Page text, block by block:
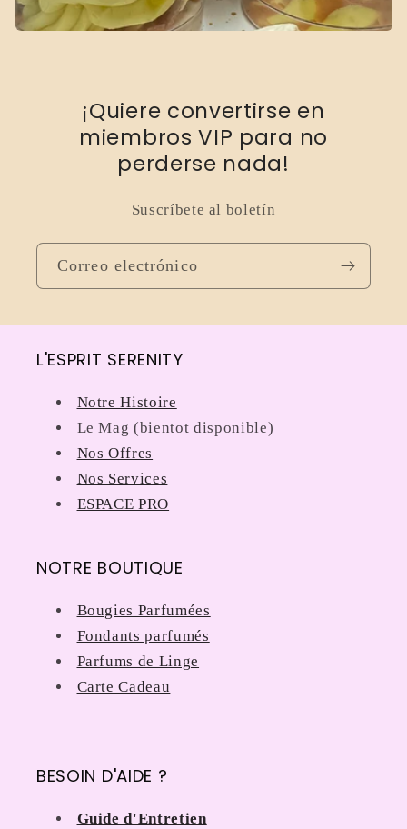
i
¡Quiere convertirse en
miembros VIP para no
perderse nada!
Suscríbete al boletín
Correo electrónico
L'ESPRIT SERENITY
Notre Histoire
Le Mag (bientot disponible)
Nos Offres
Nos Services
ESPACE PRO
NOTRE BOUTIQUE
Bougies Parfumées
Fondants parfumés
Parfums de Linge
Carte Cadeau
BESOIN D'AIDE ?
Guide d'Entretien